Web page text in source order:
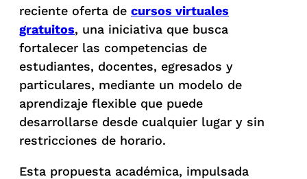
reciente oferta de cursos virtuales
gratuitos, una iniciativa que busca
fortalecer las competencias de
estudiantes, docentes, egresados y
particulares, mediante un modelo de
aprendizaje flexible que puede
desarrollarse desde cualquier lugar y sin
restricciones de horario.
Esta propuesta académica, impulsada